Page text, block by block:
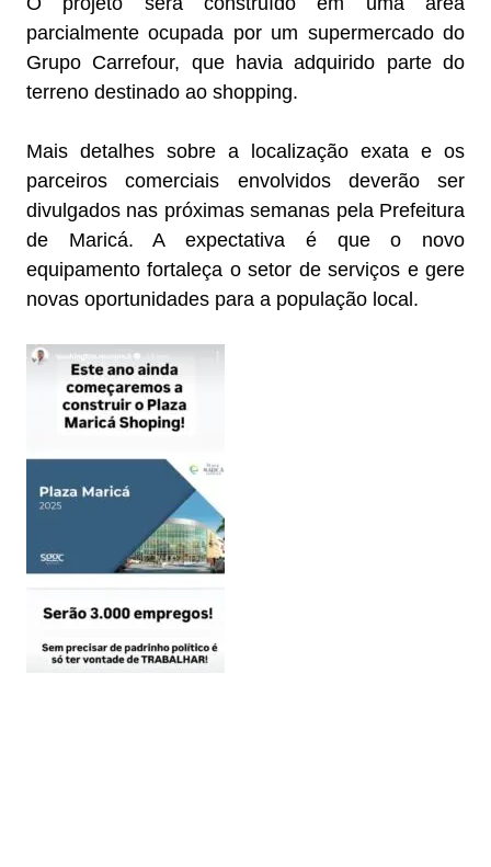
parcialmente ocupada por um supermercado do
Grupo Carrefour, que havia adquirido parte do
terreno destinado ao shopping.
Mais detalhes sobre a localização exata e os
parceiros comerciais envolvidos deverão ser
divulgados nas próximas semanas pela Prefeitura
de Maricá. A expectativa é que o novo
equipamento fortaleça o setor de serviços e gere
novas oportunidades para a população local.